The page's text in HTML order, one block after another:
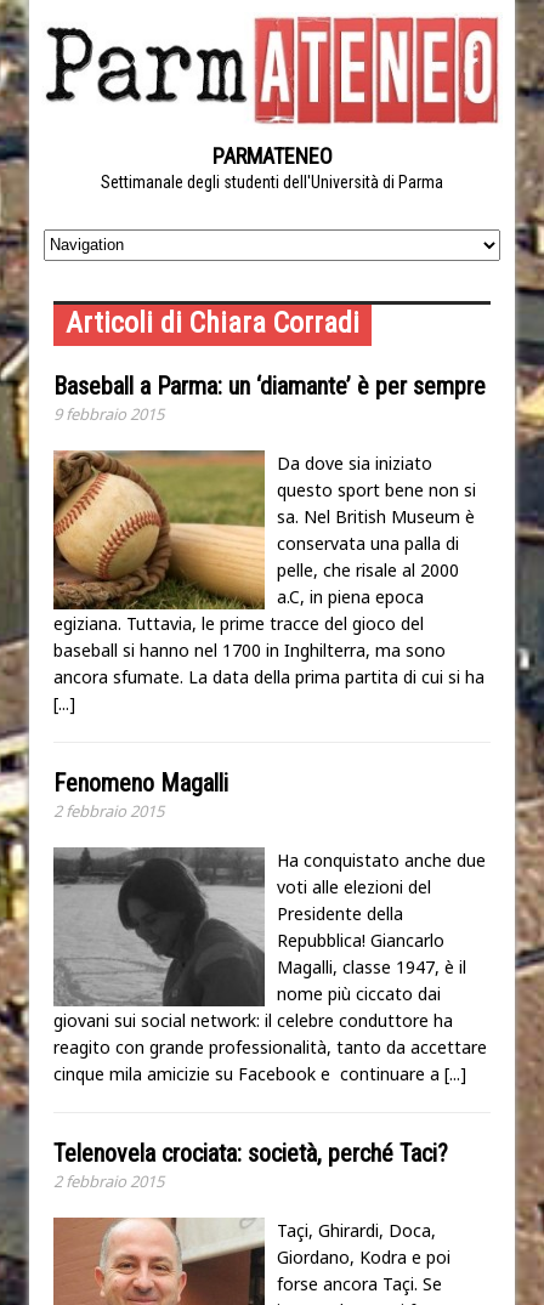
PARMATENEO
Settimanale degli studenti dell'Università di Parma
Articoli di Chiara Corradi
Baseball a Parma: un ‘diamante’ è per sempre
9 febbraio 2015
Da dove sia iniziato
questo sport bene non si
sa. Nel British Museum è
conservata una palla di
pelle, che risale al 2000
a.C, in piena epoca
egiziana. Tuttavia, le prime tracce del gioco del
baseball si hanno nel 1700 in Inghilterra, ma sono
ancora sfumate. La data della prima partita di cui si ha
[...]
Fenomeno Magalli
2 febbraio 2015
Ha conquistato anche due
voti alle elezioni del
Presidente della
Repubblica! Giancarlo
Magalli, classe 1947, è il
nome più ciccato dai
giovani sui social network: il celebre conduttore ha
reagito con grande professionalità, tanto da accettare
cinque mila amicizie su Facebook e continuare a [...]
Telenovela crociata: società, perché Taci?
2 febbraio 2015
Taçi, Ghirardi, Doca,
Giordano, Kodra e poi
forse ancora Taçi. Se